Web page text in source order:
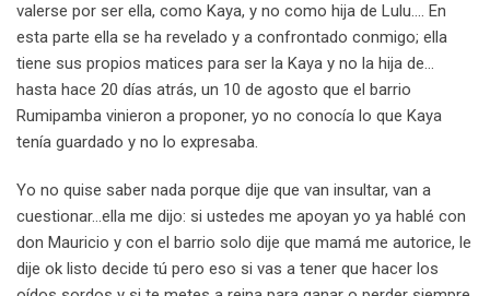
valerse por ser ella, como Kaya, y no como hija de Lulu…. En
esta parte ella se ha revelado y a confrontado conmigo; ella
tiene sus propios matices para ser la Kaya y no la hija de…
hasta hace 20 días atrás, un 10 de agosto que el barrio
Rumipamba vinieron a proponer, yo no conocía lo que Kaya
tenía guardado y no lo expresaba.
Yo no quise saber nada porque dije que van insultar, van a
cuestionar…ella me dijo: si ustedes me apoyan yo ya hablé con
don Mauricio y con el barrio solo dije que mamá me autorice, le
dije ok listo decide tú pero eso si vas a tener que hacer los